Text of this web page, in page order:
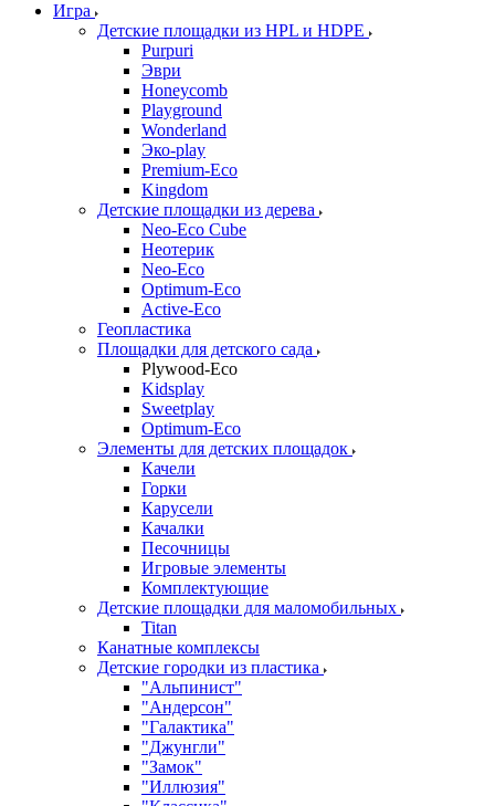
Игра
Детские площадки из HPL и HDPE
Purpuri
Эври
Honeycomb
Playground
Wonderland
Эко-play
Premium-Eco
Kingdom
Детские площадки из дерева
Neo-Eco Cube
Неотерик
Neo-Eco
Оptimum-Еco
Active-Eco
Геопластика
Площадки для детского сада
Plywood-Eco
Kidsplay
Sweetplay
Оptimum-Еco
Элементы для детских площадок
Качели
Горки
Карусели
Качалки
Песочницы
Игровые элементы
Комплектующие
Детские площадки для маломобильных
Titan
Канатные комплексы
Детские городки из пластика
"Альпинист"
"Андерсон"
"Галактика"
"Джунгли"
"Замок"
"Иллюзия"